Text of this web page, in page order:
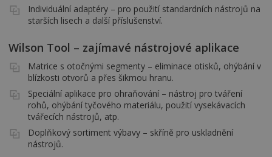
Individuální adaptéry – pro použití standardních nástrojů na
starších lisech a další příslušenství.
Wilson Tool – zajímavé nástrojové aplikace
Matrice s otočnými segmenty – eliminace otisků, ohýbání v
blízkosti otvorů a přes šikmou hranu.
Speciální aplikace pro ohraňování – nástroj pro tváření
rohů, ohýbání tyčového materiálu, použití vysekávacích
tvářecích nástrojů, atp.
Doplňkový sortiment výbavy – skříně pro uskladnění
nástrojů.